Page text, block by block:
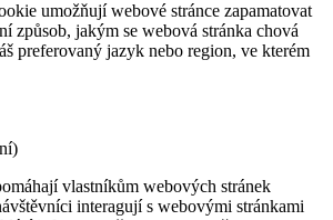
umožňují webové stránce zapamatovat
způsob, jakým se webová stránka chová
preferovaný jazyk nebo region, ve kterém
vlastníkům webových stránek
interagují s webovými stránkami